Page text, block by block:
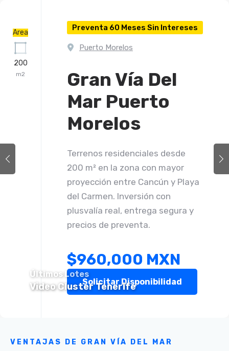
Últimos Lotes
Video Cluster Tenerife
Area
200
m2
Preventa 60 Meses Sin Intereses
Puerto Morelos
Gran Vía Del
Mar Puerto
Morelos
Terrenos residenciales desde
200 m² en la zona con mayor
proyección entre Cancún y Playa
del Carmen. Inversión con
plusvalía real, entrega segura y
precios de preventa.
$960,000 MXN
Solicitar Disponibilidad
VENTAJAS DE GRAN VÍA DEL MAR